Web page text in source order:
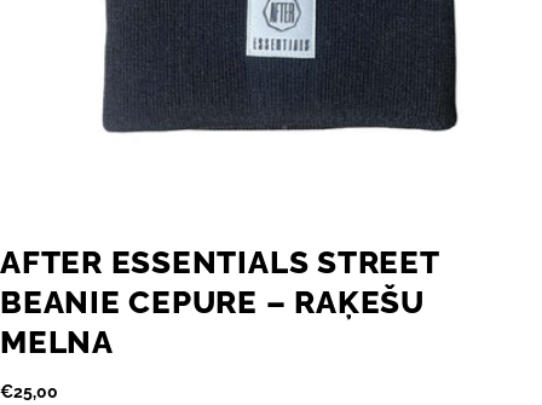
AFTER ESSENTIALS STREET
BEANIE CEPURE – RAĶEŠU
MELNA
Parastā
€25,00